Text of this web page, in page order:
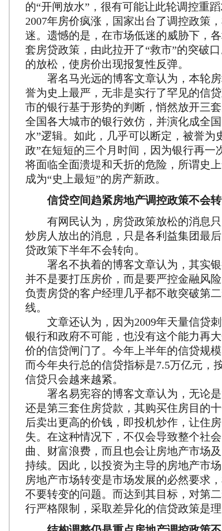
的“开闸放水”，很有可能让此轮调控重
2007年房价疯涨，国家出台了调控政策
迷。遗憾的是，在市场低迷的威胁下，
套房贷政策，由此拉开了“救市”的突破
的放松，使房价出现报复性反弹。
署名马光远的博客文章认为，本轮房
誉为史上最严，无非是实行了罕见的信
市的银行基于形势的判断，悄然放开三
全国各大城市的银行效仿，并演化成全
水”逻辑。如此，几乎可以断定，被誉为
政”在短短的三个月时间，因为银行再一
将面临全面溃堤和夭折的危险，所谓史
成为“史上最短”的房产新政。
信贷空间趋紧房地产调控政策不会
有网民认为，房贷政策放松的消息只
炒房人放出的消息，只是各利益集团最
贷政策下半年不会转向。
署名不执着的博客文章认为，其实银
并不是要打压房价，而是要严控金融风
负责房贷的客户经理几乎都不敢突破第
线。
文章还认为，因为2009年天量信贷刺
银行和政府不可能，也没有这个能力再
价的信贷闸门了。今年上半年的信贷规
而今年央行总的信贷指标是7.5万亿元，
信贷只会越来越紧。
署名易宪容的博客文章认为，无论是
还是第三套住房贷款，其购买住房目的
后卖出更高的价钱，即投机炒作，让住
失。在这种情况下，不仅会导致整个社
曲、财富浪费，而且也会让房地产市场
持续。因此，以投资为主导的房地产市
房地产市场转变是市场发展的必然要求
不要转变的问题。而达到其目标，对第
行严格限制，采取差异化的信贷政策是